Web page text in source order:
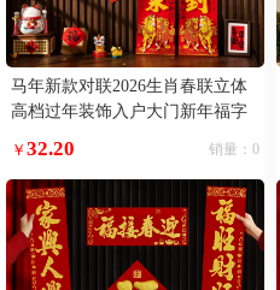
马年新款对联2026生肖春联立体
高档过年装饰入户大门新年福字
￥ 32.20 销量：0